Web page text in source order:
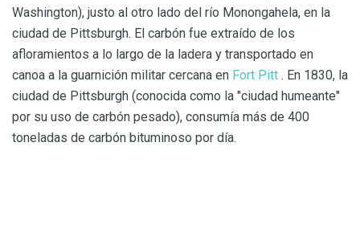
Washington), justo al otro lado del río Monongahela, en la
ciudad de Pittsburgh. El carbón fue extraído de los
afloramientos a lo largo de la ladera y transportado en
canoa a la guarnición militar cercana en Fort Pitt . En 1830, la
ciudad de Pittsburgh (conocida como la "ciudad humeante"
por su uso de carbón pesado), consumía más de 400
toneladas de carbón bituminoso por día.